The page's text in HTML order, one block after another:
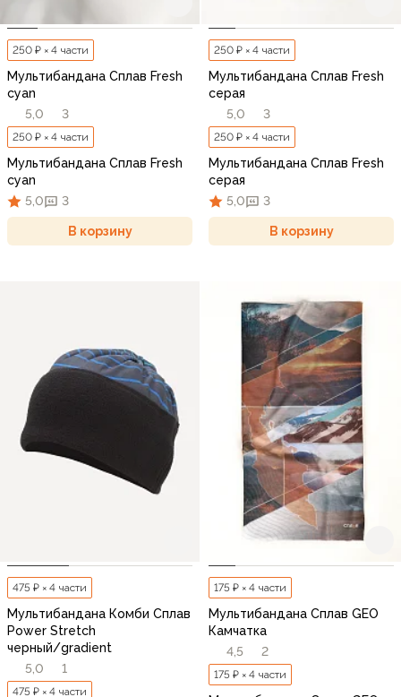
250 ₽ × 4 части
Мультибандана Сплав Fresh
cyan
5,0
3
250 ₽ × 4 части
Мультибандана Сплав Fresh
cyan
5,0
3
В корзину
250 ₽ × 4 части
Мультибандана Сплав Fresh
серая
5,0
3
250 ₽ × 4 части
Мультибандана Сплав Fresh
серая
5,0
3
В корзину
475 ₽ × 4 части
Мультибандана Комби Сплав
Power Stretch
черный/gradient
5,0
1
475 ₽ × 4 части
175 ₽ × 4 части
Мультибандана Сплав GEO
Камчатка
4,5
2
175 ₽ × 4 части